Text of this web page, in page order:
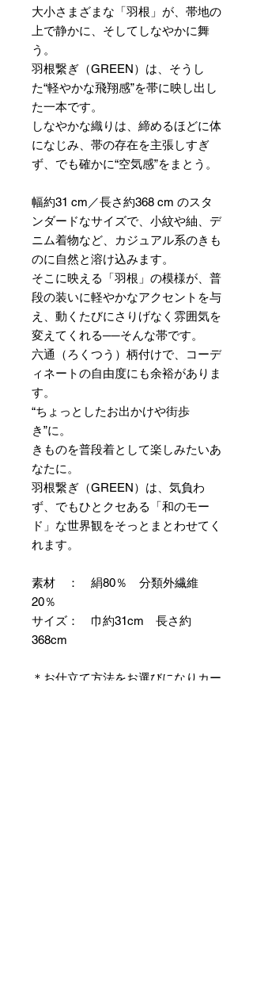
大小さまざまな「羽根」が、帯地の
上で静かに、そしてしなやかに舞
う。
羽根繋ぎ（GREEN）は、そうし
た“軽やかな飛翔感”を帯に映し出し
た一本です。
しなやかな織りは、締めるほどに体
になじみ、帯の存在を主張しすぎ
ず、でも確かに“空気感”をまとう。
幅約31 cm／長さ約368 cm のスタ
ンダードなサイズで、小紋や紬、デ
ニム着物など、カジュアル系のきも
のに自然と溶け込みます。
そこに映える「羽根」の模様が、普
段の装いに軽やかなアクセントを与
え、動くたびにさりげなく雰囲気を
変えてくれる──そんな帯です。
六通（ろくつう）柄付けで、コーデ
ィネートの自由度にも余裕がありま
す。
“ちょっとしたお出かけや街歩
き”に。
きものを普段着として楽しみたいあ
なたに。
羽根繋ぎ（GREEN）は、気負わ
ず、でもひとクセある「和のモー
ド」な世界観をそっとまとわせてく
れます。
素材 ： 絹80％ 分類外繊維
20％
サイズ： 巾約31cm 長さ約
368cm
＊お仕立て方法をお選びになりカー